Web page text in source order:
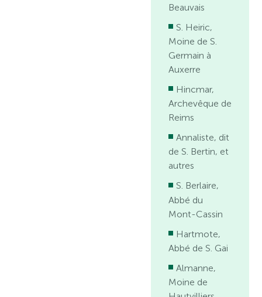
Beauvais
S. Heiric,
Moine de S.
Germain à
Auxerre
Hincmar,
Archevêque de
Reims
Annaliste, dit
de S. Bertin, et
autres
S. Berlaire,
Abbé du
Mont-Cassin
Hartmote,
Abbé de S. Gai
Almanne,
Moine de